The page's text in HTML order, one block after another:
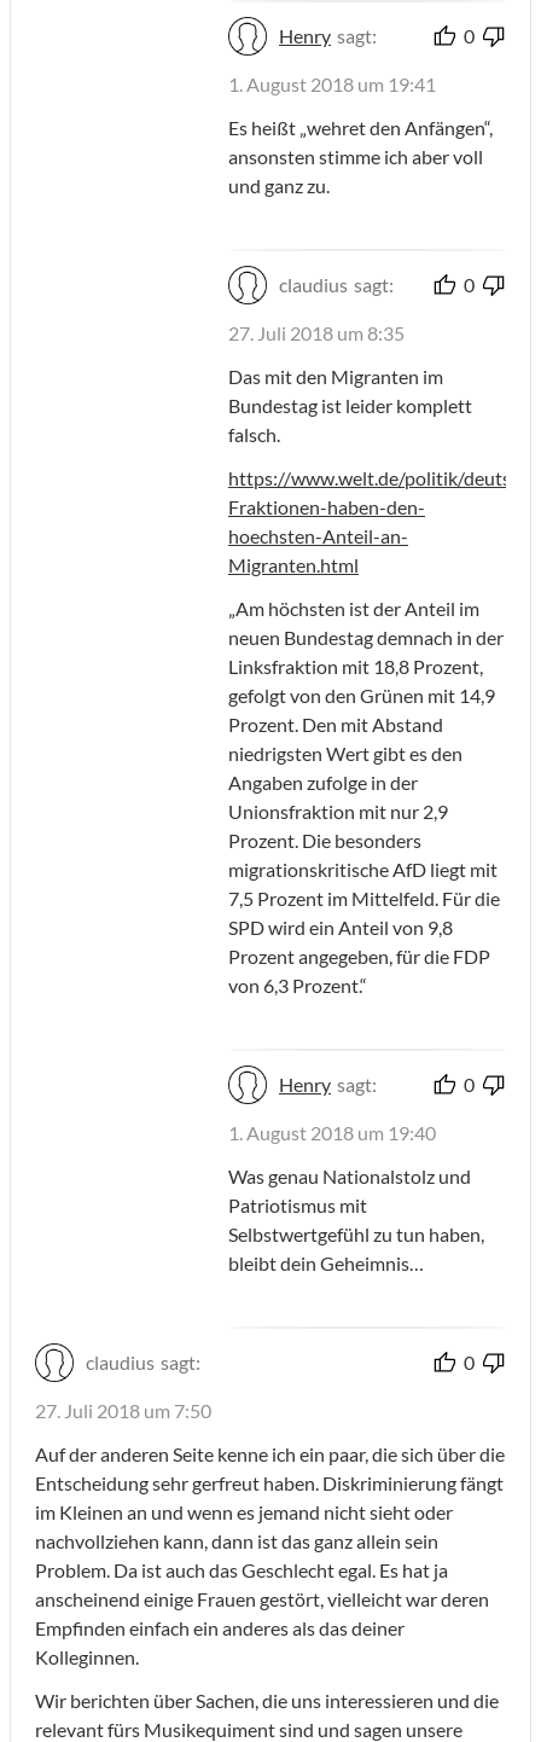
Henry sagt: 0
1. August 2018 um 19:41
Es heißt „wehret den Anfängen“,
ansonsten stimme ich aber voll
und ganz zu.
claudius sagt: 0
27. Juli 2018 um 8:35
Das mit den Migranten im
Bundestag ist leider komplett
falsch.
https://www.welt.de/politik/
Fraktionen-haben-den-
hoechsten-Anteil-an-
Migranten.html
„Am höchsten ist der Anteil im
neuen Bundestag demnach in der
Linksfraktion mit 18,8 Prozent,
gefolgt von den Grünen mit 14,9
Prozent. Den mit Abstand
niedrigsten Wert gibt es den
Angaben zufolge in der
Unionsfraktion mit nur 2,9
Prozent. Die besonders
migrationskritische AfD liegt mit
7,5 Prozent im Mittelfeld. Für die
SPD wird ein Anteil von 9,8
Prozent angegeben, für die FDP
von 6,3 Prozent.“
Henry sagt: 0
1. August 2018 um 19:40
Was genau Nationalstolz und
Patriotismus mit
Selbstwertgefühl zu tun haben,
bleibt dein Geheimnis…
claudius sagt: 0
27. Juli 2018 um 7:50
Auf der anderen Seite kenne ich ein paar, die sich über die
Entscheidung sehr gerfreut haben. Diskriminierung fängt
im Kleinen an und wenn es jemand nicht sieht oder
nachvollziehen kann, dann ist das ganz allein sein
Problem. Da ist auch das Geschlecht egal. Es hat ja
anscheinend einige Frauen gestört, vielleicht war deren
Empfinden einfach ein anderes als das deiner
Kolleginnen.
Wir berichten über Sachen, die uns interessieren und die
relevant fürs Musikequiment sind und sagen unsere